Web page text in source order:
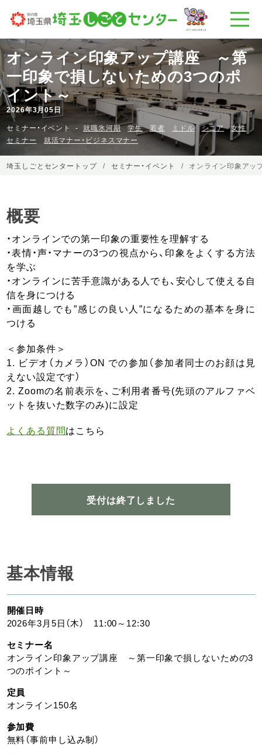
オンライン印象アップ講座 ～第
一印象で損しないための3つのポ
イント～
2026年3月05日
セミナー・イベント
就職氷河期 学生 若者 ミドル シニア
女性
セミナー
就活マナー・ビジネスマナー
埼玉しごとセンタートップ セミナー・イベント オンライン印象ア
概要
・オンラインでの第一印象の重要性を理解する
・表情・声・マナーの3つの視点から、印象をよくする方法
を学ぶ
・オンラインに苦手意識がある人でも、安心して使える自
信を身につける
・画面越しでも”感じの良い人”になるための基本を身に
つける
＜参加条件＞
1. ビデオ（カメラ）ON での参加（参加者同士のお顔は見
えない設定です）
2. Zoomの名前表示を、ご利用者番号(先頭のアルファベ
ットを抜いた数字のみ)に設定
よくある質問はこちら
受付は終了しました
基本情報
開催日時
2026年3月5日（木） 11:00～12:30
セミナー名
オンライン印象アップ講座 ～第一印象で損しないための3
つのポイント～
定員
オンライン150名
参加費
無料（事前申し込み制）